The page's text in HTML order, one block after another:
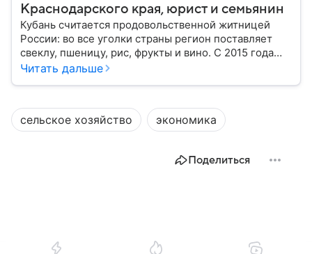
Краснодарского края, юрист и семьянин
Кубань считается продовольственной житницей
России: во все уголки страны регион поставляет
свеклу, пшеницу, рис, фрукты и вино. С 2015 года
субъект федерации возглавляет Вениамин
собрали главное из биографии политика.
Читать дальше
сельское хозяйство экономика
Поделиться